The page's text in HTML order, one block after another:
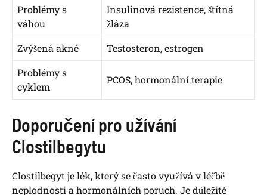
Problémy s
váhou
Insulinová rezistence, štítná
žláza
Zvýšená akné
Testosteron, estrogen
Problémy s
cyklem
PCOS, hormonální terapie
Doporučení pro užívání
Clostilbegytu
Clostilbegyt je lék, který se často využívá v léčbě
neplodnosti a hormonálních poruch. Je důležité